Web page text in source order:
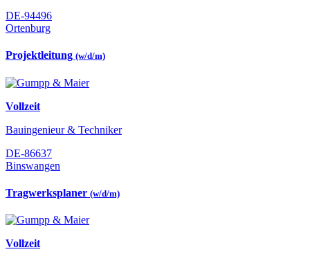
DE-94496
Ortenburg
Projektleitung (w/d/m)
Vollzeit
Bauingenieur & Techniker
DE-86637
Binswangen
Tragwerksplaner (w/d/m)
Vollzeit